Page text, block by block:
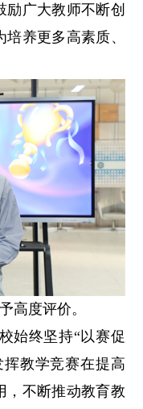
励广大教师不断创
养更多高素质、
高度评价。
始终坚持“以赛促
教学竞赛在提高
，不断推动教育教